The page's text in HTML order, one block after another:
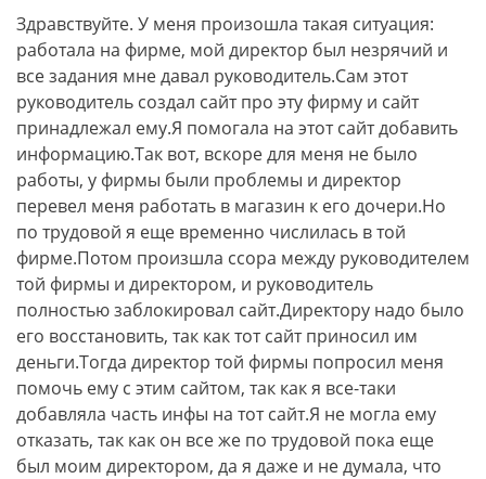
Здравствуйте. У меня произошла такая ситуация:
работала на фирме, мой директор был незрячий и
все задания мне давал руководитель.Сам этот
руководитель создал сайт про эту фирму и сайт
принадлежал ему.Я помогала на этот сайт добавить
информацию.Так вот, вскоре для меня не было
работы, у фирмы были проблемы и директор
перевел меня работать в магазин к его дочери.Но
по трудовой я еще временно числилась в той
фирме.Потом произшла ссора между руководителем
той фирмы и директором, и руководитель
полностью заблокировал сайт.Директору надо было
его восстановить, так как тот сайт приносил им
деньги.Тогда директор той фирмы попросил меня
помочь ему с этим сайтом, так как я все-таки
добавляла часть инфы на тот сайт.Я не могла ему
отказать, так как он все же по трудовой пока еще
был моим директором, да я даже и не думала, что